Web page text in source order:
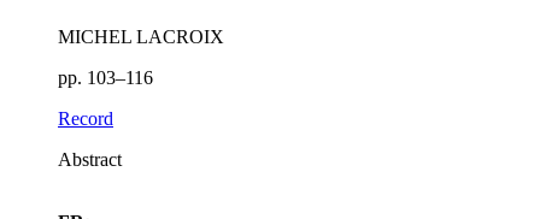
MICHEL LACROIX
pp. 103–116
Record
Abstract